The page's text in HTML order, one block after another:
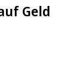
Geld